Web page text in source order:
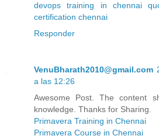
devops training in chennai
certification chennai
Responder
VenuBharath2010@gmail.com
a las 12:26
Awesome Post. The content
knowledge. Thanks for Sharing.
Primavera Training in Chennai
Primavera Course in Chennai